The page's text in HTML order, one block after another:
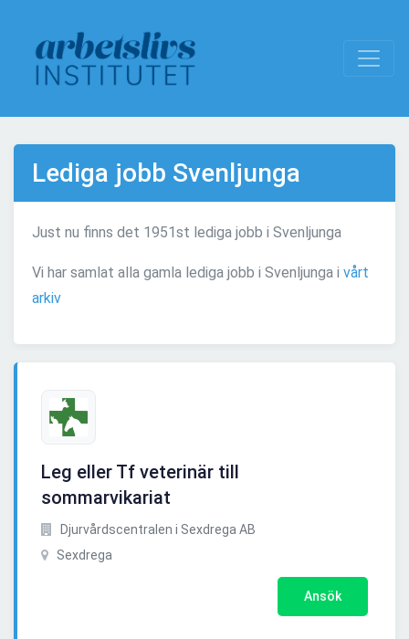
Lediga jobb Svenljunga
Just nu finns det 1951st lediga jobb i Svenljunga
Vi har samlat alla gamla lediga jobb i Svenljunga i vårt
arkiv
Leg eller Tf veterinär till
sommarvikariat
Djurvårdscentralen i Sexdrega AB
Sexdrega
Ansök